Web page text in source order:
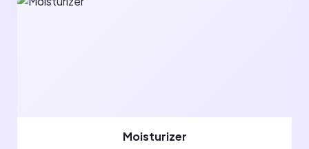
Moisturizer